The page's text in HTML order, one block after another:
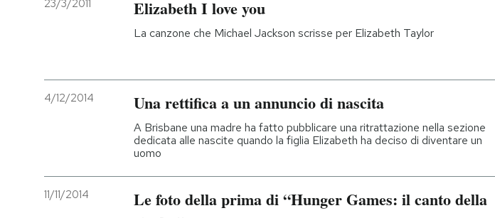
23/3/2011 Elizabeth I love you
La canzone che Michael Jackson scrisse per Elizabeth Taylor
4/12/2014 Una rettifica a un annuncio di nascita
A Brisbane una madre ha fatto pubblicare una ritrattazione nella sezione
dedicata alle nascite quando la figlia Elizabeth ha deciso di diventare un
uomo
11/11/2014
Le foto della prima di “Hunger Games: il canto della